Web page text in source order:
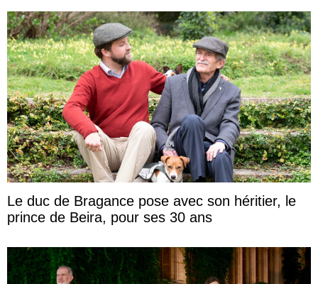
Le duc de Bragance pose avec son héritier, le
prince de Beira, pour ses 30 ans